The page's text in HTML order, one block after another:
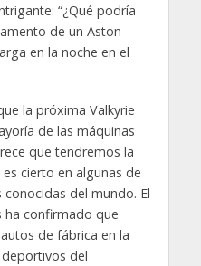
“¿Qué podría
de un Aston
en la noche en el
la próxima Valkyrie
de las máquinas
que tendremos la
cierto en algunas de
del mundo. El
confirmado que
de fábrica en la
del